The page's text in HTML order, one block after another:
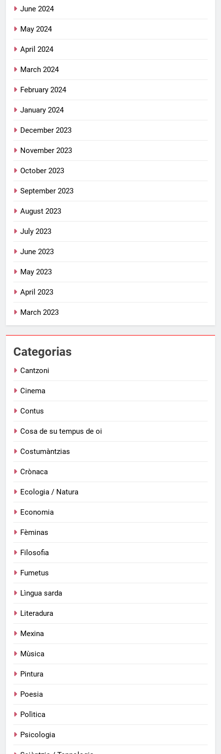
June 2024
May 2024
April 2024
March 2024
February 2024
January 2024
December 2023
November 2023
October 2023
September 2023
August 2023
July 2023
June 2023
May 2023
April 2023
March 2023
Categorias
Cantzoni
Cinema
Contus
Cosa de su tempus de oi
Costumàntzias
Crònaca
Ecologia / Natura
Economia
Fèminas
Filosofia
Fumetus
Lìngua sarda
Literadura
Mexina
Mùsica
Pintura
Poesia
Polìtica
Psicologia